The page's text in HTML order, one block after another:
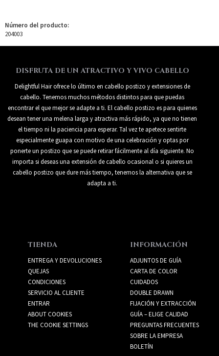
Número del producto:
204003
DISFRUTA DE UN ATRACTIVO Y VIVO CABELLO
Delightful Hair ofrece lo último en cabello postizo y extensiones de
cabello. Tenemos muchos métodos distintos para que puedas
encontrar el que mejor se adapte a ti. El cabello postizo es para quienes
desean tener una melena larga y atractiva más rápido, ya que no tienen
el tiempo ni la paciencia para esperar. Tal vez te apetece sentirte
especialmente guapa con motivo de una celebración y optas por
ponerte un postizo que se puede retirar fácilmente al día siguiente. No
importa si deseas una extensión de cabello ocasional o si quieres un
cabello postizo que dure más tiempo, tenemos la alternativa que se
adapta a ti.
TIENDA
ENTREGA Y DEVOLUCIONES
QUEJAS
CONDICIONES
SERVICIO AL CLIENTE
ENTRAR
ABOUT COOKIES
THE COOKIE SETTINGS
INFORMACIÓN
ADJUNTOS DE GUÍA
CARTA DE COLOR
CUIDADOS
DOUBLE DRAWN
FIJACIÓN Y EXTRACCIÓN
GUÍA – ELIGE CALIDAD
PREGUNTAS FRECUENTES
SOBRE LA EMPRESA
BOLETÍN